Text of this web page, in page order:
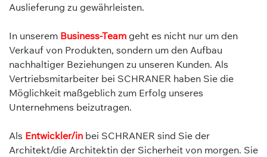
Auslieferung zu gewährleisten.
In unserem Business-Team geht es nicht nur um den
Verkauf von Produkten, sondern um den Aufbau
nachhaltiger Beziehungen zu unseren Kunden. Als
Vertriebsmitarbeiter bei SCHRANER haben Sie die
Möglichkeit maßgeblich zum Erfolg unseres
Unternehmens beizutragen.
Als Entwickler/in bei SCHRANER sind Sie der
Architekt/die Architektin der Sicherheit von morgen. Sie